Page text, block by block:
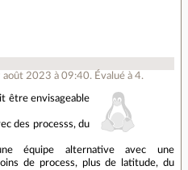
août 2023 à 09:40. Évalué à 4.
être envisageable
des processs, du
équipe alternative avec une
de process, plus de latitude, du